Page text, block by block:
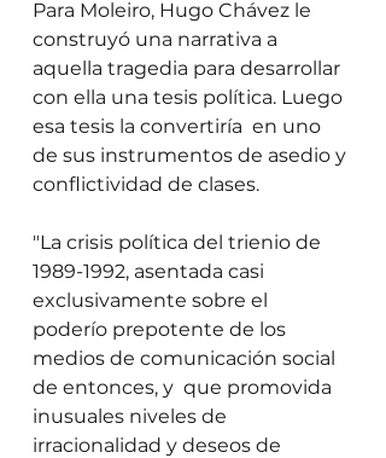
Para Moleiro, Hugo Chávez le
construyó una narrativa a
aquella tragedia para desarrollar
con ella una tesis política. Luego
esa tesis la convertiría  en uno
de sus instrumentos de asedio y
conflictividad de clases.
"La crisis política del trienio de
1989-1992, asentada casi
exclusivamente sobre el
poderío prepotente de los
medios de comunicación social
de entonces, y  que promovida
inusuales niveles de
irracionalidad y deseos de